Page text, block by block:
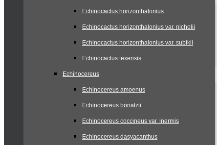
Echinocactus horizonthalonius
Echinocactus horizonthalonius var. nicholii
Echinocactus horizonthalonius var. subikii
Echinocactus texensis
Echinocereus
Echinocereus amoenus
Echinocereus bonatzii
Echinocereus coccineus var. inermis
Echinocereus dasyacanthus